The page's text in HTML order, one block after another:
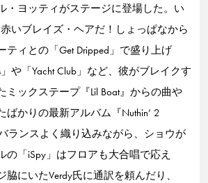
・ヨッティがステージに登場した。い
いブレイズ・ヘアだ！しょっぱなから
ティとの「Get Dripped」で盛り上げ
や「Yacht Club」など、彼がブレイクす
ミックステープ『Lil Boat』からの曲や
かりの最新アルバム『Nuthin’ 2
ランスよく織り込みながら、ショウが
の「iSpy」はフロアも大合唱で応え
にいたVerdy氏に通訳を頼んだり、